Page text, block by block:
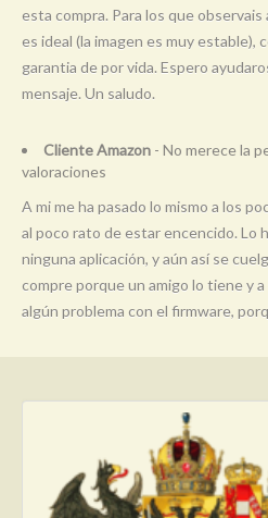
esta compra. Para los que
es ideal (la imagen es muy estable),
garantia de por vida. Espero
mensaje. Un saludo.
Cliente Amazon - No merece la
valoraciones
A mi me ha pasado lo mismo a los
al poco rato de estar encencido. Lo
ninguna aplicación, y aún así se
compre porque un amigo lo tiene y
algún problema con el firmware,